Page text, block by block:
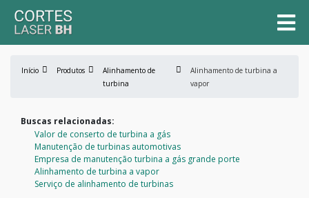
Início Produtos
Alinhamento de
turbina
Alinhamento de turbina a
vapor
Buscas relacionadas:
Valor de conserto de turbina a gás
Manutenção de turbinas automotivas
Empresa de manutenção turbina a gás grande porte
Alinhamento de turbina a vapor
Serviço de alinhamento de turbinas